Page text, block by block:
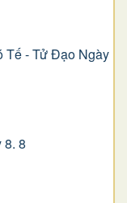
Tế - Tử Đạo Ngày
8